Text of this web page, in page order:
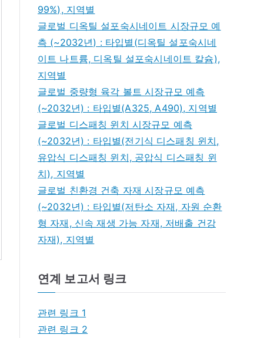
99%), 지역별
글로벌 디옥틸 설포숙시네이트 시장규모 예
측 (~2032년) : 타입별(디옥틸 설포숙시네
이트 나트륨, 디옥틸 설포숙시네이트 칼슘),
지역별
글로벌 중량형 육각 볼트 시장규모 예측
(~2032년) : 타입별(A325, A490), 지역별
글로벌 디스패칭 윈치 시장규모 예측
(~2032년) : 타입별(전기식 디스패칭 윈치,
유압식 디스패칭 윈치, 공압식 디스패칭 윈
치), 지역별
글로벌 친환경 건축 자재 시장규모 예측
(~2032년) : 타입별(저탄소 자재, 자원 순환
형 자재, 신속 재생 가능 자재, 저배출 건강
자재), 지역별
연계 보고서 링크
관련 링크 1
관련 링크 2